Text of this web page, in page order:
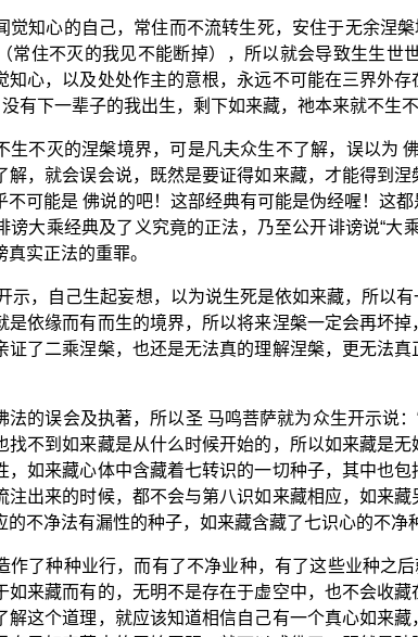
觉知心的自己，常住而不流转生死，安住于无余涅
常住不灭的我见不能断掉），所以就会导致生生
知心，以及处处作主的意根，永远不可能在三界外
有下一辈子的我出生，剩下如来藏，祂本来就不生
生不灭的涅槃境界，可是凡夫众生不了解，误以为
解，就会误会说，既然是要证得如来藏，才能得到
不可能是 佛说的吧！这部经典有可能是伪经喔！这
谤大乘经典及了义究竟的正法，乃至公开诽谤说“
实正法的重罪。
示，自己生起妄想，以为说生死是依如来藏，所以
是依缘而有而生的境界，所以将来涅槃一定会再坏
证了二乘涅槃，也还是无法真的理解涅槃，更无法
法的误会及执著，所以圣 马鸣菩萨就为众生开示说
找不到如来藏是从什么时候开始的，所以如来藏是
，如来藏心体中含藏着七转识的一切种子，其中也
注出来的时候，都不会与第八识如来藏相应，如来
不净法有漏性的种子，如来藏含藏了七识心的不净
作了种种业行，而有了不净业种，有了这些业种之
如来藏而有的，无明不是存在于虚空中，也不会收
解这个道理，就应该知道相信自己有一个真心如来